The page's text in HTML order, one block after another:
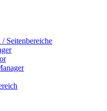
Seitenbereiche